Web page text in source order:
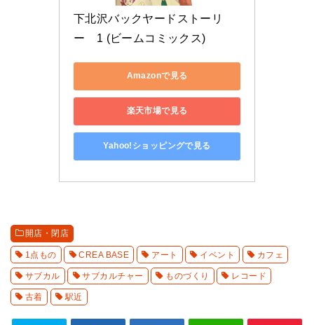
下北沢バックヤードストーリ
ー　1 (ビームコミックス)
Amazonで見る
楽天市場で見る
Yahoo!ショッピングで見る
開店・閉店
1点もの CREA BASE アート イベント カフェ
サブカル サブカルチャー ものづくり レコード
古着 駅近